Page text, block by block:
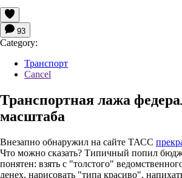
93
Category:
Транспорт
Cancel
Транспортная лажа
масштаба
Внезапно обнаружил на сайте ТАСС
Что можно сказать? Типичный попил
понятен: взять с "толстого"
денех, нарисовать "типа красиво",